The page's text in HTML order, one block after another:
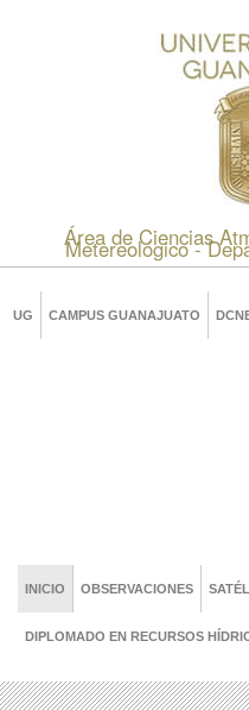
Área de Ciencias
Metereológico -
UG CAMPUS GUANAJUATO
INICIO OBSERVACIONES
DIPLOMADO EN RECURSOS